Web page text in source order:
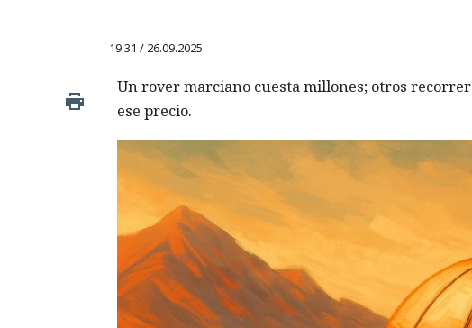
19:31 / 26.09.2025
Un rover marciano cuesta millones; otros
ese precio.